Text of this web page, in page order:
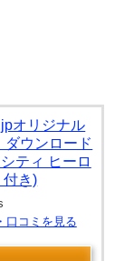
オリジナル
ダウンロード
ティ ヒーロ
付き)
口コミを見る